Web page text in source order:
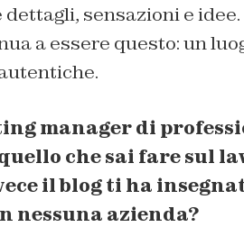
sensazioni e
a essere questo: un
manager di
che sai fare sul
il blog ti ha
nessuna azienda?